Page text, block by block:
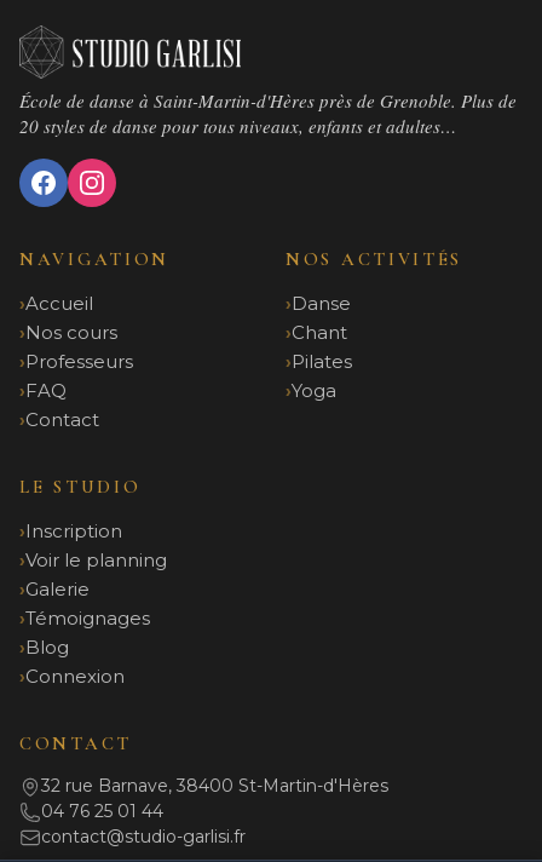
École de danse à Saint-Martin-d'Hères près de Grenoble. Plus de
20 styles de danse pour tous niveaux, enfants et adultes…
NAVIGATION
Accueil
Nos cours
Professeurs
FAQ
Contact
NOS ACTIVITÉS
Danse
Chant
Pilates
Yoga
LE STUDIO
Inscription
Voir le planning
Galerie
Témoignages
Blog
Connexion
CONTACT
32 rue Barnave, 38400 St-Martin-d'Hères
04 76 25 01 44
contact@studio-garlisi.fr